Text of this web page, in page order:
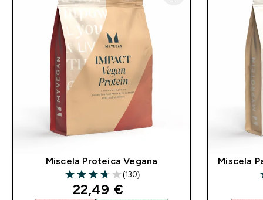
Miscela Proteica Vegana
3.72 out of 5 stars
(130)
discounted price
22,49 €‎
Miscela